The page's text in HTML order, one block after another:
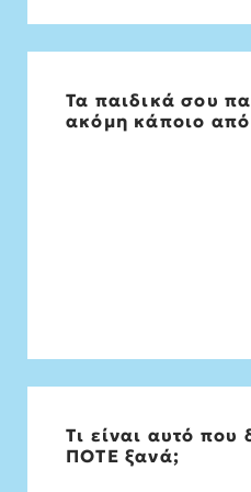
Τα παιδικά σου
ακόμη κάποιο
Αρκετά από
Τι είναι αυτό που
ΠΟΤΕ ξανά;